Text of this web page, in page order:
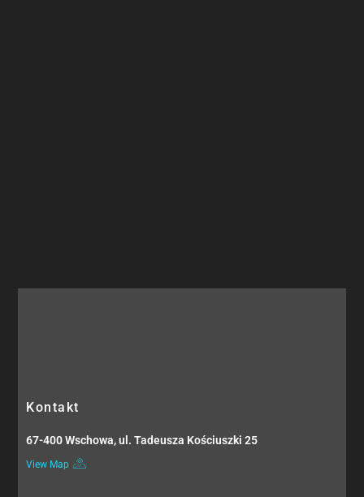
Kontakt
67-400 Wschowa, ul. Tadeusza Kościuszki 25
View Map